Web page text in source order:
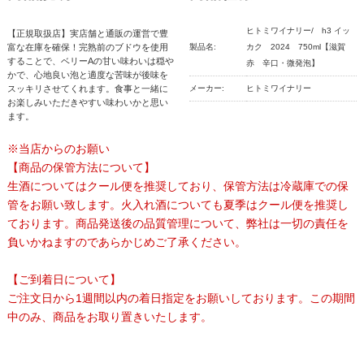
【正規取扱店】実店舗と通販の運営で豊
富な在庫を確保！完熟前のブドウを使用
することで、ベリーAの甘い味わいは穏や
かで、心地良い泡と適度な苦味が後味を
スッキリさせてくれます。食事と一緒に
お楽しみいただきやすい味わいかと思い
ます。
製品名:
ヒトミワイナリー/ h3 イッ
カク 2024 750ml【滋賀
赤 辛口・微発泡】
メーカー: ヒトミワイナリー
※当店からのお願い
【商品の保管方法について】
生酒についてはクール便を推奨しており、保管方法は冷蔵庫での保
管をお願い致します。火入れ酒についても夏季はクール便を推奨し
ております。商品発送後の品質管理について、弊社は一切の責任を
負いかねますのであらかじめご了承ください。
【ご到着日について】
ご注文日から1週間以内の着日指定をお願いしております。この期間
中のみ、商品をお取り置きいたします。